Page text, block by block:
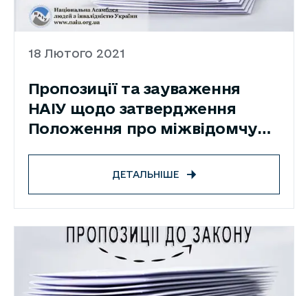
18 Лютого 2021
Пропозиції та зауваження
НАІУ щодо затвердження
Положення про міжвідомчу
встановлення зв’язку
іншими ушкодженнями
здоров’я
ДЕТАЛЬНІШЕ